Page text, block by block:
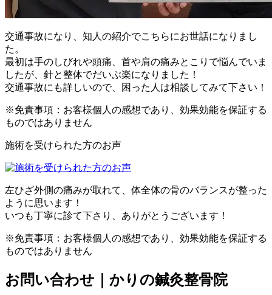
交通事故になり、知人の紹介でこちらにお世話になりまし
た。
最初は手のしびれや頭痛、首や肩の痛みとこりで悩んでいま
したが、針と整体でだいぶ楽になりました！
交通事故にも詳しいので、困った人は相談してみて下さい！
※免責事項：お客様個人の感想であり、効果効能を保証する
ものではありません
施術を受けられた方のお声
左ひざ外側の痛みが取れて、体全体の骨のバランスが整った
ように思います！
いつも丁寧に診て下さり、ありがとうございます！
※免責事項：お客様個人の感想であり、効果効能を保証する
ものではありません
お問い合わせ｜かりの鍼灸整骨院